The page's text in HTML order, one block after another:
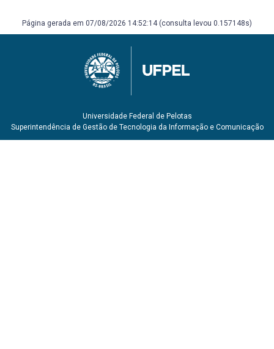
Página gerada em 07/08/2026 14:52:14 (consulta levou 0.157148s)
Universidade Federal de Pelotas
Superintendência de Gestão de Tecnologia da Informação e Comunicação